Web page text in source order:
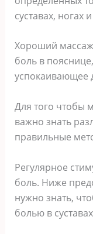
суставах, ногах
Хороший
боль в
успокаивающее
Для того чтобы
важно знать
правильные
Регулярное
боль. Ниже
нужно знать,
болью в